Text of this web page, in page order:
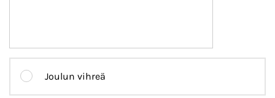
Joulun vihreä